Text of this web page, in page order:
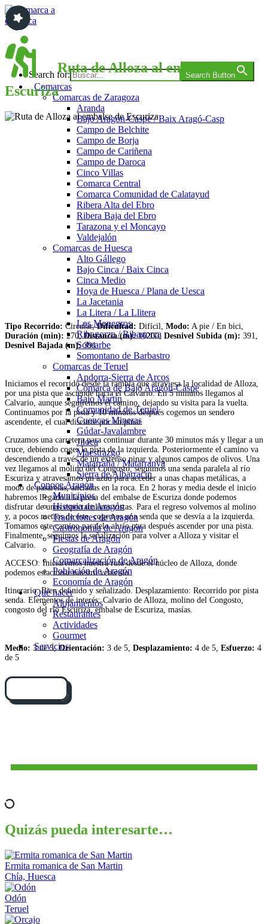
Saltar
al
contenido
Comarca a comarca
Search for: Search Button
Comarcas
Comarcas de Zaragoza
Aranda
Bajo Aragón-Caspe / Baix Aragó-Casp
Campo de Belchite
Campo de Borja
Campo de Cariñena
Campo de Daroca
Cinco Villas
Comarca Central
Comarca Comunidad de Calatayud
Ribera Alta del Ebro
Ribera Baja del Ebro
Tarazona y el Moncayo
Valdejalón
Comarcas de Huesca
Alto Gállego
Bajo Cinca / Baix Cinca
Cinca Medio
Hoya de Huesca / Plana de Uesca
La Jacetania
La Litera / La Llitera
Los Monegros
Ribagorza / Ribagorça
Sobrarbe
Somontano de Barbastro
Comarcas de Teruel
Andorra-Sierra de Arcos
Comarca de Bajo Aragón-Caspe
Bajo Martín
Comunidad de Teruel
Cuencas Mineras
Gúdar-Javalambre
Jiloca
Maestrazgo
Matarraña / Matarranya
Sierra de Albarracín
Conoce Aragón
Municipios
Historia de Aragón
Tradiciones de Aragón
Gastronomía de Aragón
Fiestas de Aragón
Geografía de Aragón
Comarcalización de Aragón
Población de Aragón
Economía de Aragón
Qué hacer
Alojamientos
Restaurantes
Actividades
Gourmet
Servicios
Ruta de Alloza al embalse de
Escuriza
Tipo Recorrido: Circular,Dificultad: Difícil, Modo: A pie / En bici,
Duración (min): 270,Distancia (m):16200, Desnivel Subida (m): 391,
Desnivel Bajada (m):391
Iniciamos el recorrido desde la rambla que atraviesa la localidad de Alloza,
por una pista que asciende hacia el Calvario. En 5 minutos llegamos al
Calvario, aunque seguiremos el camino, dejando su visita para la vuelta.
Continuamos por la pista y 10 minutos después cogemos un sendero
ascendente, el cual discurre por un pinar.
Cruzamos una carretera para continuar durante 30 minutos más y llegar a un
cruce, debiendo coger la pista de la izquierda. Posteriormente el camino va
descendiendo a través de un extenso pinar y algunos campos de olivos. Una
vez llegamos al molino del Congosto, seguimos una senda paralela al río
Escuriza y atravesamos un azud para acceder a unas chapas metálicas, a
modo de pasarelas, ancladas en la roca. En 2 horas y media desde el inicio
habremos llegado a la presa del embalse de Escuriza donde podemos
disfrutar de unas espectaculares vistas. Para el regreso volvemos al molino
y, a pocos metros de éste, cogemos una senda que se desvía a la izquierda.
Tomamos este camino paralelo al río para después ascender por una pista.
Finalmente, seguimos la señalización para volver a Alloza y visitar el
Calvario.
ACCESO: Iniciaremos nuestra ruta desde el núcleo de Alloza, donde
podemos estacionar nuestro vehículo.
Itinerario: Bien deﬁnido y señalizado. Desplazamiento: Recorrido por pista
senda. Elementos de interés: Calvario de Alloza, molino del Congosto,
congosto del río Escuriza, embalse de Escuriza, masías.
Medio: 3 de 5,Orientación: 3 de 5, Desplazamiento: 4 de 5, Esfuerzo: 4
de 5
Quizás pueda interesarte…
Ermita romanica de San Martin
Chía, Huesca
Odón
Teruel